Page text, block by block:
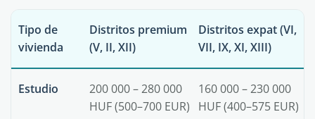
Tipo de
vivienda
Distritos premium
(V, II, XII)
Distritos expat (VI,
VII, IX, XI, XIII)
Estudio
200 000 – 280 000
HUF (500–700 EUR)
160 000 – 230 000
HUF (400–575 EUR)